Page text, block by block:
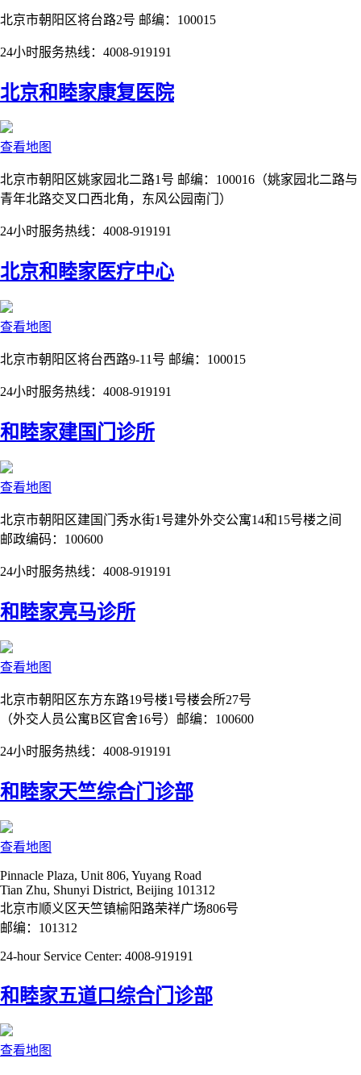
北京市朝阳区将台路2号 邮编：100015
24小时服务热线：4008-919191
北京和睦家康复医院
查看地图
北京市朝阳区姚家园北二路1号 邮编：100016（姚家园北二路与
青年北路交叉口西北角，东风公园南门）
24小时服务热线：4008-919191
北京和睦家医疗中心
查看地图
北京市朝阳区将台西路9-11号 邮编：100015
24小时服务热线：4008-919191
和睦家建国门诊所
查看地图
北京市朝阳区建国门秀水街1号建外外交公寓14和15号楼之间
邮政编码：100600
24小时服务热线：4008-919191
和睦家亮马诊所
查看地图
北京市朝阳区东方东路19号楼1号楼会所27号
（外交人员公寓B区官舍16号）邮编：100600
24小时服务热线：4008-919191
和睦家天竺综合门诊部
查看地图
Pinnacle Plaza, Unit 806, Yuyang Road
Tian Zhu, Shunyi District, Beijing 101312
北京市顺义区天竺镇榆阳路荣祥广场806号
邮编：101312
24-hour Service Center: 4008-919191
和睦家五道口综合门诊部
查看地图